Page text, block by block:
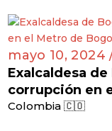
mayo 10, 2024
Exalcaldesa
corrupción en
Colombia 🇨🇴